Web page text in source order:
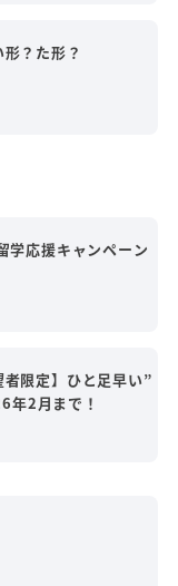
？た形？
学応援キャンペーン
者限定】ひと足早い”
年2月まで！